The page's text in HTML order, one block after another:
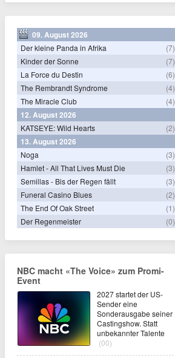
09. August 2026
Der kleine Panda in Afrika
(7)
Kinder der Sonne
(7)
La Force du Destin
(6)
The Rembrandt Syndrome
(4)
The Miracle Club
(4)
12. August 2026
KATSEYE: Wild Hearts (2)
13. August 2026
Noga
(3)
Hamlet - All That Lives Must Die
(3)
Semillas - Bis der Regen fällt
(3)
Funeral Casino Blues
(2)
The End Of Oak Street
(1)
Der Regenmeister
(0)
NBC macht «The Voice» zum Promi-
Event
2027 startet der US-
Sender eine
Sonderausgabe seiner
Castingshow. Statt
unbekannter Talente
(00)